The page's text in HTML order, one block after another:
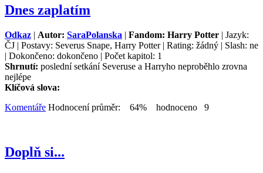
Dnes zaplatím
Odkaz | Autor: SaraPolanska | Fandom: Harry Potter | Jazyk:
ČJ | Postavy: Severus Snape, Harry Potter | Rating: žádný | Slash: ne
| Dokončeno: dokončeno | Počet kapitol: 1
Shrnutí: poslední setkání Severuse a Harryho neproběhlo zrovna
nejlépe
Klíčová slova:
Komentáře Hodnocení průměr: 64% hodnoceno 9
Doplň si...